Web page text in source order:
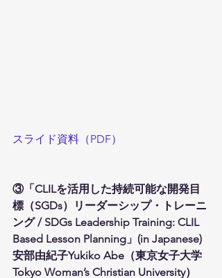
スライド資料（PDF）
③「CLILを活用した持続可能な開発目
標（SGDs）リーダーシップ・トレーニ
ング / SDGs Leadership Training: CLIL
Based Lesson Planning」(in Japanese)
安部由紀子Yukiko Abe（東京女子大学
Tokyo Woman’s Christian University）